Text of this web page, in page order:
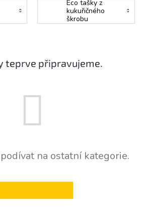
Eco tašky z
kukuřičného
škrobu
teprve připravujeme.
na ostatní kategorie.